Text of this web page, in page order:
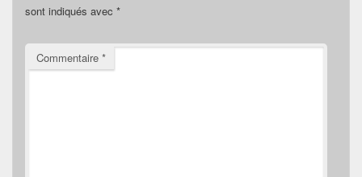
sont indiqués avec *
Commentaire *